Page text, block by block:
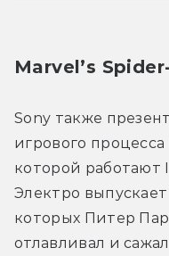
Marvel’s
Sony также
игрового процесса
которой работают
Электро выпускает
которых Питер
отлавливал и